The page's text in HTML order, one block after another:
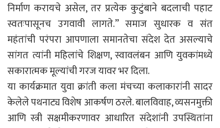
निर्माण करायचे असेल, तर प्रत्येक कुटुंबाने बदलाची पहाट
स्वतःपासूनच उगवावी लागते.” समाज सुधारक व संत
महंतांची परंपरा आपणाला समानतेचा संदेश देत असल्याचे
सांगत त्यांनी महिलांचे शिक्षण, स्वावलंबन आणि युवकांमध्ये
सकारात्मक मूल्यांची गरज यावर भर दिला.
या कार्यक्रमात युवा क्रांती कला मंचच्या कलाकारांनी सादर
केलेले पथनाट्य विशेष आकर्षण ठरले. बालविवाह, व्यसनमुक्ती
आणि स्त्री सक्षमीकरणावर आधारित संदेशांनी उपस्थितांना